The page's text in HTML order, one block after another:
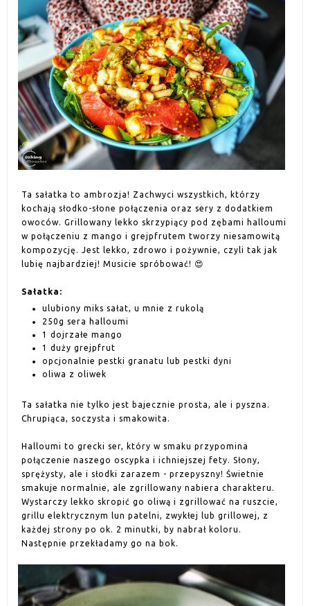
Ta sałatka to ambrozja! Zachwyci wszystkich, którzy
kochają słodko-słone połączenia oraz sery z dodatkiem
owoców. Grillowany lekko skrzypiący pod zębami halloumi
w połączeniu z mango i grejpfrutem tworzy niesamowitą
kompozycję. Jest lekko, zdrowo i pożywnie, czyli tak jak
lubię najbardziej! Musicie spróbować! 😍
Sałatka:
ulubiony miks sałat, u mnie z rukolą
250g sera halloumi
1 dojrzałe mango
1 duży grejpfrut
opcjonalnie pestki granatu lub pestki dyni
oliwa z oliwek
Ta sałatka nie tylko jest bajecznie prosta, ale i pyszna.
Chrupiąca, soczysta i smakowita.
Halloumi to grecki ser, który w smaku przypomina
połączenie naszego oscypka i ichniejszej fety. Słony,
sprężysty, ale i słodki zarazem - przepyszny! Świetnie
smakuje normalnie, ale zgrillowany nabiera charakteru.
Wystarczy lekko skropić go oliwą i zgrillować na ruszcie,
grillu elektrycznym lun patelni, zwykłej lub grillowej, z
każdej strony po ok. 2 minutki, by nabrał koloru.
Następnie przekładamy go na bok.